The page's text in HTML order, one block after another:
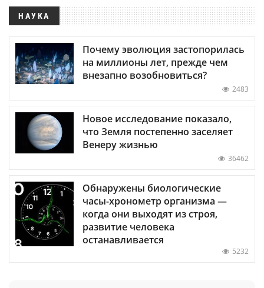
НАУКА
Почему эволюция застопорилась
на миллионы лет, прежде чем
внезапно возобновиться?
2483
Новое исследование показало,
что Земля постепенно заселяет
Венеру жизнью
36462
Обнаружены биологические
часы-хронометр организма —
когда они выходят из строя,
развитие человека
останавливается
5232